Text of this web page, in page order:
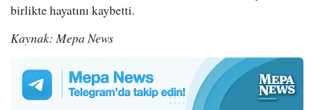
birlikte hayatını kaybetti.
Kaynak: Mepa News